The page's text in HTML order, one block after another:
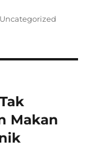
Categories
Uncategorized
Makan